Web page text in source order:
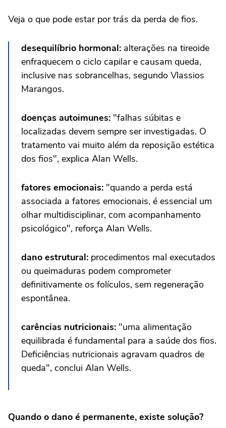
Veja o que pode estar por trás da perda de fios.
desequilíbrio hormonal: alterações na tireoide
enfraquecem o ciclo capilar e causam queda,
inclusive nas sobrancelhas, segundo Vlassios
Marangos.
doenças autoimunes: "falhas súbitas e
localizadas devem sempre ser investigadas. O
tratamento vai muito além da reposição estética
dos fios", explica Alan Wells.
fatores emocionais: "quando a perda está
associada a fatores emocionais, é essencial um
olhar multidisciplinar, com acompanhamento
psicológico", reforça Alan Wells.
dano estrutural: procedimentos mal executados
ou queimaduras podem comprometer
definitivamente os folículos, sem regeneração
espontânea.
carências nutricionais: "uma alimentação
equilibrada é fundamental para a saúde dos fios.
Deficiências nutricionais agravam quadros de
queda", conclui Alan Wells.
Quando o dano é permanente, existe solução?